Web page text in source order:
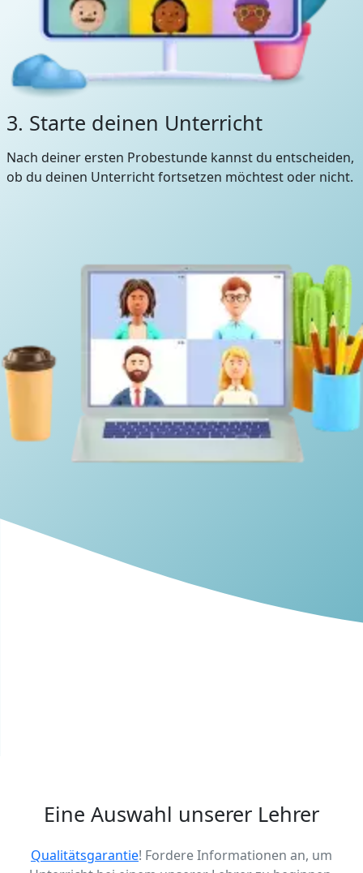
3. Starte deinen Unterricht
Nach deiner ersten Probestunde kannst du entscheiden,
ob du deinen Unterricht fortsetzen möchtest oder nicht.
Eine Auswahl unserer Lehrer
Qualitätsgarantie! Fordere Informationen an, um